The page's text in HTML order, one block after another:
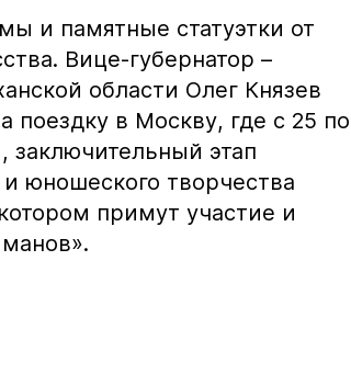
и памятные статуэтки от
Вице-губернатор –
области Олег Князев
поездку в Москву, где с 25 по
заключительный этап
юношеского творчества
примут участие и